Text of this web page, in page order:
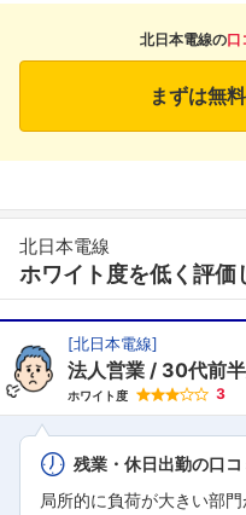
北日本電線の口
まずは無
北日本電線
ホワイト度を低く評価
[北日本電線]
法人営業 30代前
ホワイト度 3
残業・休日出勤の口コ
局所的に負荷が大きい部